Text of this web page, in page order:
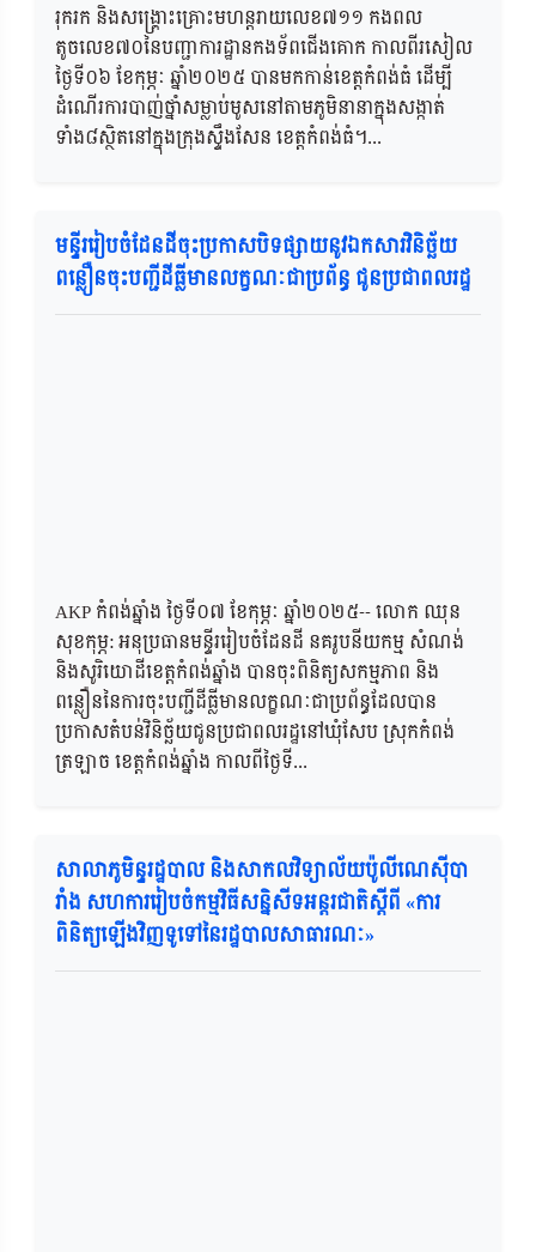
រុករក និងសង្គ្រោះគ្រោះមហន្តរាយលេខ៧១១ កងពល
តូចលេខ៧០នៃបញ្ជាការដ្ឋានកងទ័ពជើងគោក កាលពីរសៀល
ថ្ងៃទី០៦ ខែកុម្ភៈ ឆ្នាំ២០២៥ បានមកកាន់ខេត្តកំពង់ធំ ដើម្បី
ដំណើរការបាញ់ថ្នាំសម្លាប់មូសនៅតាមភូមិនានាក្នុងសង្កាត់
ទាំង៨ស្ថិតនៅក្នុងក្រុងស្ទឹងសែន ខេត្តកំពង់ធំ។...
មន្ទីររៀបចំដែនដីចុះប្រកាសបិទផ្សាយនូវឯកសារវិនិច្ឆ័យ
ពន្លឿនចុះបញ្ជីដីធ្លីមានលក្ខណៈជាប្រព័ន្ធ ជូនប្រជាពលរដ្ឋ
AKP កំពង់ឆ្នាំង ថ្ងៃទី០៧ ខែកុម្ភៈ ឆ្នាំ២០២៥-- លោក ឈុន
សុខកុម្ភ: អនុប្រធានមន្ទីររៀបចំដែនដី នគរូបនីយកម្ម សំណង់
និងសូរិយោដីខេត្តកំពង់ឆ្នាំង បានចុះពិនិត្យសកម្មភាព និង
ពន្លឿននៃការចុះបញ្ជីដីធ្លីមានលក្ខណៈជាប្រព័ន្ធដែលបាន
ប្រកាសតំបន់វិនិច្ឆ័យជូនប្រជាពលរដ្ឋនៅឃុំសែប ស្រុកកំពង់
ត្រឡាច ខេត្តកំពង់ឆ្នាំង កាលពីថ្ងៃទី...
សាលាភូមិន្ទរដ្ឋបាល និងសាកលវិទ្យាល័យប៉ូលីណេស៊ីបា
រាំង សហការរៀបចំកម្មវិធីសន្និសីទអន្តរជាតិស្តីពី «ការ
ពិនិត្យឡើងវិញទូទៅនៃរដ្ឋបាលសាធារណៈ»